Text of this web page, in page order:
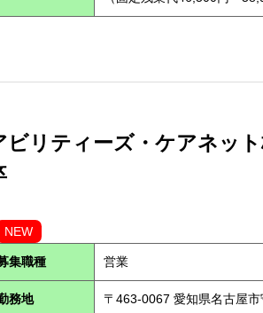
ビリティーズ・ケアネッ
NEW
集職種 営業
務地 〒463-0067 愛知県名古屋